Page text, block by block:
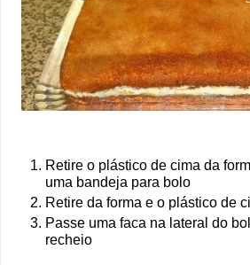
Retire o plástico de cima da
uma bandeja para bolo
Retire da forma e o plástico de
Passe uma faca na lateral do
recheio